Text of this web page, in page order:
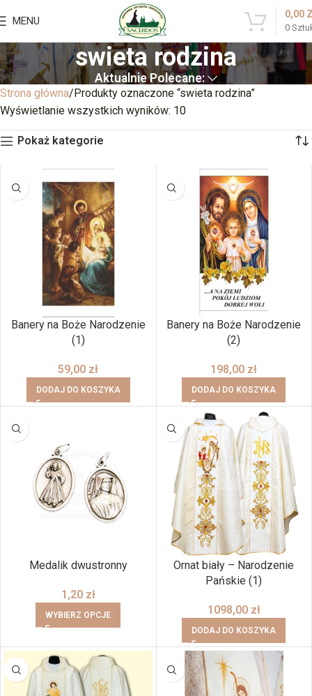
MENU
0
0,00
swieta rodzina
Aktualnie Polecane:
Strona główna Produkty oznaczone “swieta rodzina”
Wyświetlanie wszystkich wyników: 10
Pokaż kategorie
Banery na Boże Narodzenie
(1)
59,00 zł
DODAJ DO KOSZYKA
Banery na Boże Narodzenie
(2)
198,00 zł
DODAJ DO KOSZYKA
Medalik dwustronny
1,20 zł
WYBIERZ OPCJE
Ornat biały – Narodzenie
Pańskie (1)
1098,00 zł
DODAJ DO KOSZYKA